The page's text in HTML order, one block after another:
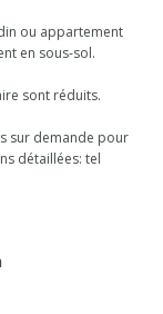
ou appartement
en sous-sol.
sont réduits.
sur demande pour
détaillées: tel